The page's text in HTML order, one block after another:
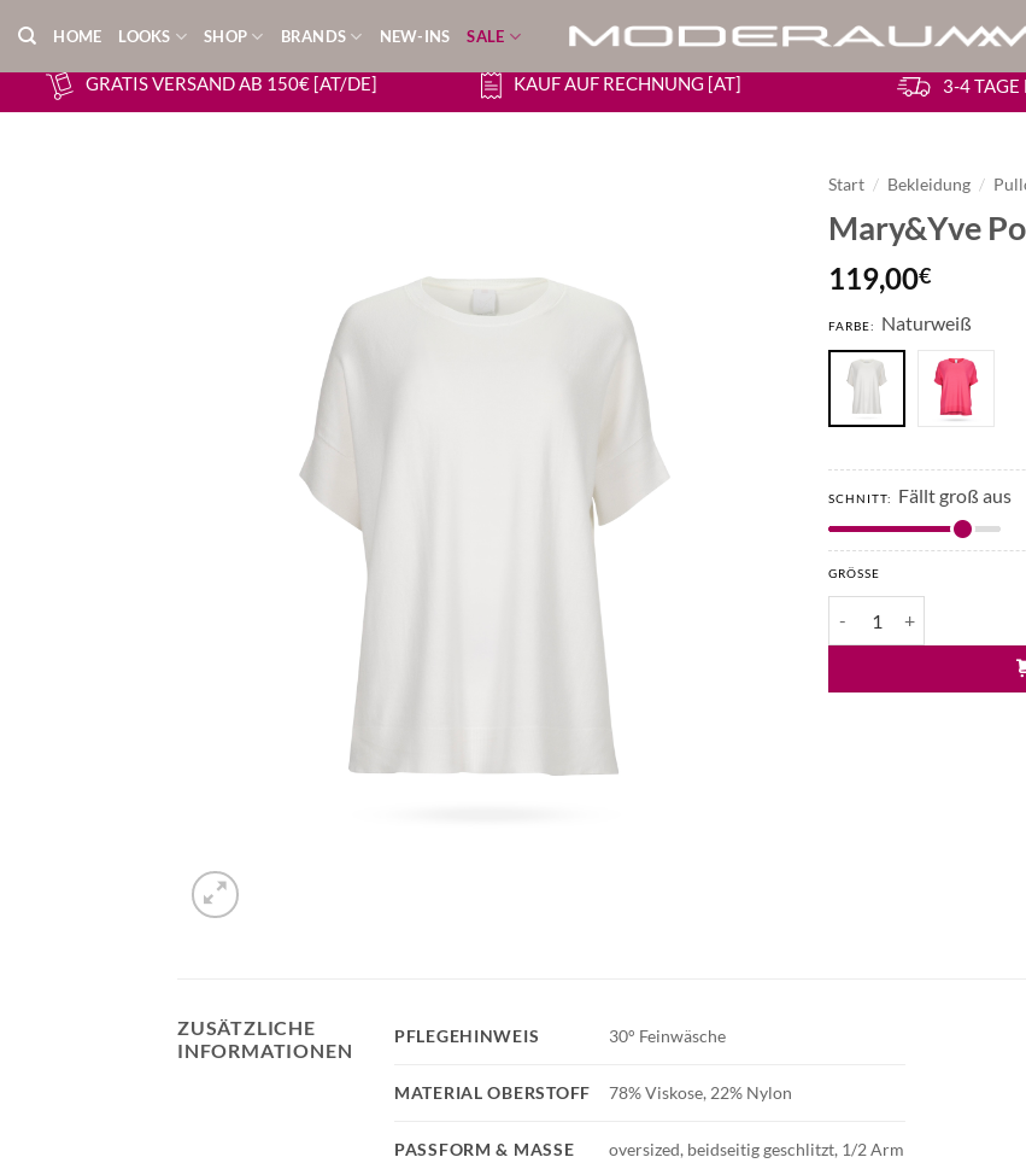
Inhalt
springen
HOME LOOKS SHOP BRANDS NEW-INS SALE
GRATIS VERSAND AB 150€ [AT/DE] KAUF AUF RECHNUNG [AT] 3-4 TAGE
Start / Bekleidung /
Mary&Yve
119,00€
FARBE: Naturweiß
SCHNITT: Fällt groß aus
GRÖSSE
ZUSÄTZLICHE
INFORMATIONEN
PFLEGEHINWEIS 30° Feinwäsche
MATERIAL OBERSTOFF 78% Viskose, 22% Nylon
PASSFORM & MASSE oversized, beidseitig geschlitzt, 1/2 Arm